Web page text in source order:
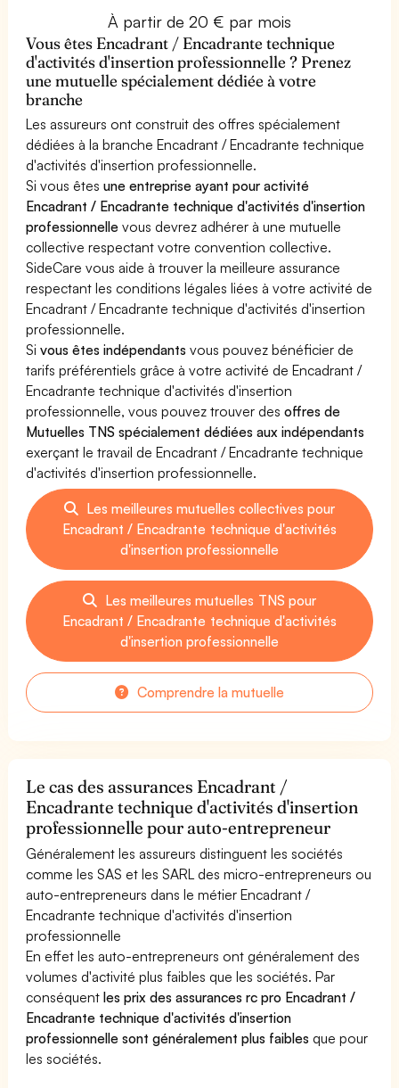
À partir de 20 € par mois
Vous êtes Encadrant / Encadrante technique
d'activités d'insertion professionnelle ? Prenez
une mutuelle spécialement dédiée à votre
branche
Les assureurs ont construit des offres spécialement
dédiées à la branche Encadrant / Encadrante technique
d'activités d'insertion professionnelle.
Si vous êtesune entreprise ayant pour activité
Encadrant / Encadrante technique d'activités d'insertion
professionnelle vous devrez adhérer à une mutuelle
collective respectant votre convention collective.
SideCare vous aide à trouver la meilleure assurance
respectant les conditions légales liées à votre activité de
Encadrant / Encadrante technique d'activités d'insertion
professionnelle.
Sivous êtes indépendants vous pouvez bénéficier de
tarifs préférentiels grâce à votre activité de Encadrant /
Encadrante technique d'activités d'insertion
professionnelle, vous pouvez trouver desoffres de
Mutuelles TNS spécialement dédiées aux indépendants
exerçant le travail de Encadrant / Encadrante technique
d'activités d'insertion professionnelle.
Les meilleures mutuelles collectives pour
Encadrant / Encadrante technique d'activités
d'insertion professionnelle
Les meilleures mutuelles TNS pour
Encadrant / Encadrante technique d'activités
d'insertion professionnelle
Comprendre la mutuelle
Le cas des assurances Encadrant /
Encadrante technique d'activités d'insertion
professionnelle pour auto-entrepreneur
Généralement les assureurs distinguent les sociétés
comme les SAS et les SARL des micro-entrepreneurs ou
auto-entrepreneurs dans le métier Encadrant /
Encadrante technique d'activités d'insertion
professionnelle
En effet les auto-entrepreneurs ont généralement des
volumes d'activité plus faibles que les sociétés. Par
conséquentles prix des assurances rc pro Encadrant /
Encadrante technique d'activités d'insertion
professionnelle sont généralement plus faibles que pour
les sociétés.